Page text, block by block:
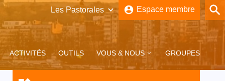
ACTIVITÉS OUTILS VOUS & NOUS GROUPES
Brabant-Wallon
Namur-Lux
account_circle Espace membre